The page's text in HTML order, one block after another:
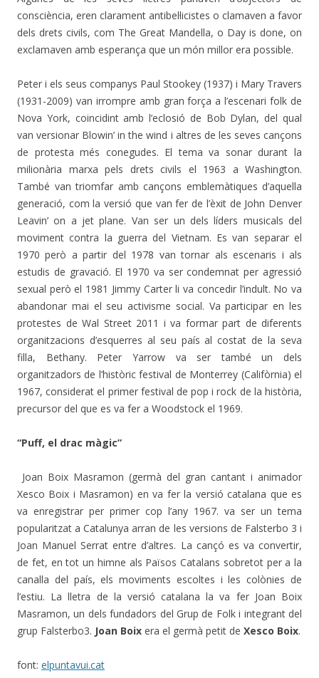
consciència, eren clarament antibel·licistes o clamaven a favor
dels drets civils, com The Great Mandella, o Day is done, on
exclamaven amb esperança que un món millor era possible.
Peter i els seus companys Paul Stookey (1937) i Mary Travers
(1931-2009) van irrompre amb gran força a l’escenari folk de
Nova York, coincidint amb l’eclosió de Bob Dylan, del qual
van versionar Blowin’ in the wind i altres de les seves cançons
de protesta més conegudes. El tema va sonar durant la
milionària marxa pels drets civils el 1963 a Washington.
També van triomfar amb cançons emblemàtiques d’aquella
generació, com la versió que van fer de l’èxit de John Denver
Leavin’ on a jet plane. Van ser un dels líders musicals del
moviment contra la guerra del Vietnam. Es van separar el
1970 però a partir del 1978 van tornar als escenaris i als
estudis de gravació. El 1970 va ser condemnat per agressió
sexual però el 1981 Jimmy Carter li va concedir l’indult. No va
abandonar mai el seu activisme social. Va participar en les
protestes de Wal Street 2011 i va formar part de diferents
organitzacions d’esquerres al seu país al costat de la seva
filla, Bethany. Peter Yarrow va ser també un dels
organitzadors de l’històric festival de Monterrey (Califòrnia) el
1967, considerat el primer festival de pop i rock de la història,
precursor del que es va fer a Woodstock el 1969.
“Puff, el drac màgic”
Joan Boix Masramon (germà del gran cantant i animador
Xesco Boix i Masramon) en va fer la versió catalana que es
va enregistrar per primer cop l’any 1967. va ser un tema
popularitzat a Catalunya arran de les versions de Falsterbo 3 i
Joan Manuel Serrat entre d’altres. La cançó es va convertir,
de fet, en tot un himne als Països Catalans sobretot per a la
canalla del país, els moviments escoltes i les colònies de
l’estiu. La lletra de la versió catalana la va fer Joan Boix
Masramon, un dels fundadors del Grup de Folk i integrant del
grup Falsterbo3. Joan Boix era el germà petit de Xesco Boix.
font: elpuntavui.cat